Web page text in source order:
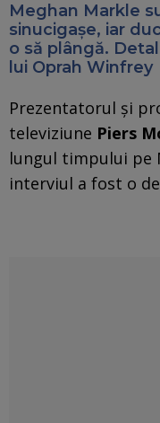
Meghan Markle
sinucigaşe, iar
o să plângă.
lui Oprah Winfrey
Prezentatorul şi
televiziune Piers
lungul timpului pe
interviul a fost o